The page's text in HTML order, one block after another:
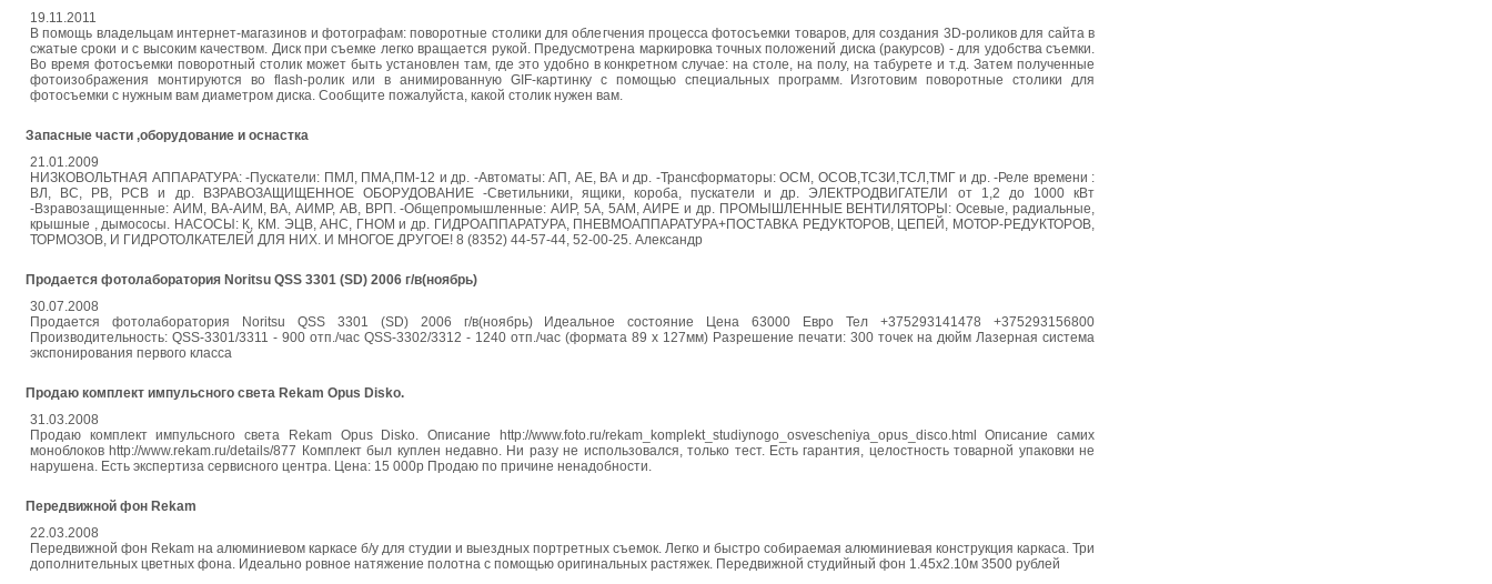
19.11.2011
В помощь владельцам интернет-магазинов и фотографам: поворотные столики для облегчения процесса фотосъемки товаров, для создания 3D-роликов для сайта в
сжатые сроки и с высоким качеством. Диск при съемке легко вращается рукой. Предусмотрена маркировка точных положений диска (ракурсов) - для удобства съемки.
Во время фотосъемки поворотный столик может быть установлен там, где это удобно в конкретном случае: на столе, на полу, на табурете и т.д. Затем полученные
фотоизображения монтируются во flash-ролик или в анимированную GIF-картинку с помощью специальных программ. Изготовим поворотные столики для
фотосъемки с нужным вам диаметром диска. Сообщите пожалуйста, какой столик нужен вам.
Запасные части ,оборудование и оснастка
21.01.2009
НИЗКОВОЛЬТНАЯ АППАРАТУРА: -Пускатели: ПМЛ, ПМА,ПМ-12 и др. -Автоматы: АП, АЕ, ВА и др. -Трансформаторы: ОСМ, ОСОВ,ТСЗИ,ТСЛ,ТМГ и др. -Реле времени :
ВЛ, ВС, РВ, РСВ и др. ВЗРАВОЗАЩИЩЕННОЕ ОБОРУДОВАНИЕ -Светильники, ящики, короба, пускатели и др. ЭЛЕКТРОДВИГАТЕЛИ от 1,2 до 1000 кВт
-Взравозащищенные: АИМ, ВА-АИМ, ВА, АИМР, АВ, ВРП. -Общепромышленные: АИР, 5А, 5АМ, АИРЕ и др. ПРОМЫШЛЕННЫЕ ВЕНТИЛЯТОРЫ: Осевые, радиальные,
крышные , дымососы. НАСОСЫ: К, КМ. ЭЦВ, АНС, ГНОМ и др. ГИДРОАППАРАТУРА, ПНЕВМОАППАРАТУРА+ПОСТАВКА РЕДУКТОРОВ, ЦЕПЕЙ, МОТОР-РЕДУКТОРОВ,
ТОРМОЗОВ, И ГИДРОТОЛКАТЕЛЕЙ ДЛЯ НИХ. И МНОГОЕ ДРУГОЕ! 8 (8352) 44-57-44, 52-00-25. Александр
Продается фотолаборатория Noritsu QSS 3301 (SD) 2006 г/в(ноябрь)
30.07.2008
Продается фотолаборатория Noritsu QSS 3301 (SD) 2006 г/в(ноябрь) Идеальное состояние Цена 63000 Евро Тел +375293141478 +375293156800
Производительность: QSS-3301/3311 - 900 отп./час QSS-3302/3312 - 1240 отп./час (формата 89 x 127мм) Разрешение печати: 300 точек на дюйм Лазерная система
экспонирования первого класса
Продаю комплект импульсного света Rekam Opus Disko.
31.03.2008
Продаю комплект импульсного света Rekam Opus Disko. Описание http://www.foto.ru/rekam_komplekt_studiynogo_osvescheniya_opus_disco.html Описание самих
моноблоков http://www.rekam.ru/details/877 Комплект был куплен недавно. Ни разу не использовался, только тест. Есть гарантия, целостность товарной упаковки не
нарушена. Есть экспертиза сервисного центра. Цена: 15 000р Продаю по причине ненадобности.
Передвижной фон Rekam
22.03.2008
Передвижной фон Rekam на алюминиевом каркасе б/у для студии и выездных портретных съемок. Легко и быстро собираемая алюминиевая конструкция каркаса. Три
дополнительных цветных фона. Идеально ровное натяжение полотна с помощью оригинальных растяжек. Передвижной студийный фон 1.45х2.10м 3500 рублей